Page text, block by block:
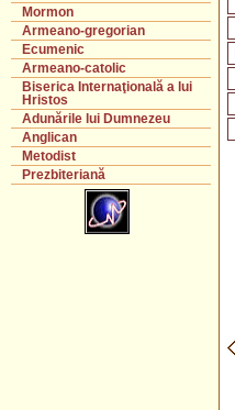
Mormon
Armeano-gregorian
Ecumenic
Armeano-catolic
Biserica Internaţională a lui
Hristos
Adunările lui Dumnezeu
Anglican
Metodist
Prezbiteriană